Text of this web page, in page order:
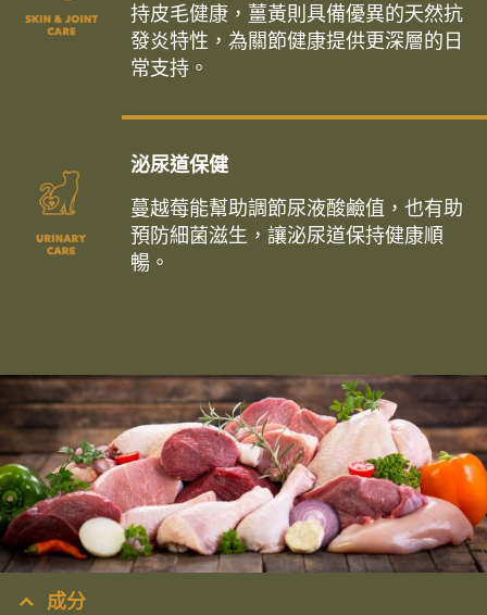
持皮毛健康，薑黃則具備優異的天然抗
發炎特性，為關節健康提供更深層的日
常支持。
泌尿道保健
蔓越莓能幫助調節尿液酸鹼值，也有助
預防細菌滋生，讓泌尿道保持健康順
暢。
成分